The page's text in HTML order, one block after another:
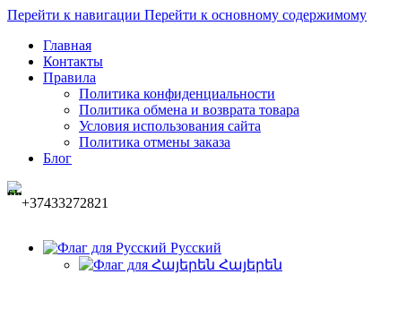
Перейти к навигации Перейти к основному содержимому
Главная
Контакты
Правила
Политика конфиденциальности
Политика обмена и возврата товара
Условия использования сайта
Политика отмены заказа
Блог
+37433272821
Русский
Հայերեն